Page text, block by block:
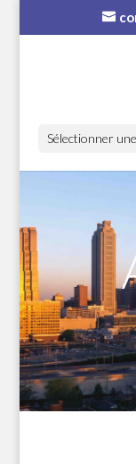
Sélectionner